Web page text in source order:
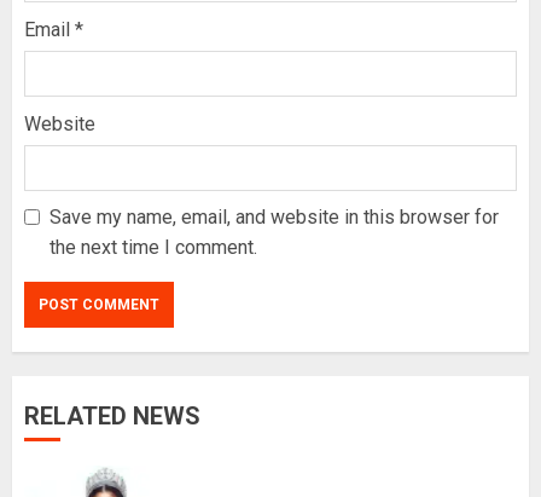
Email *
Website
Save my name, email, and website in this browser for
the next time I comment.
RELATED NEWS